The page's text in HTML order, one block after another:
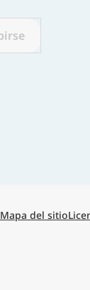
Mapa del sitio